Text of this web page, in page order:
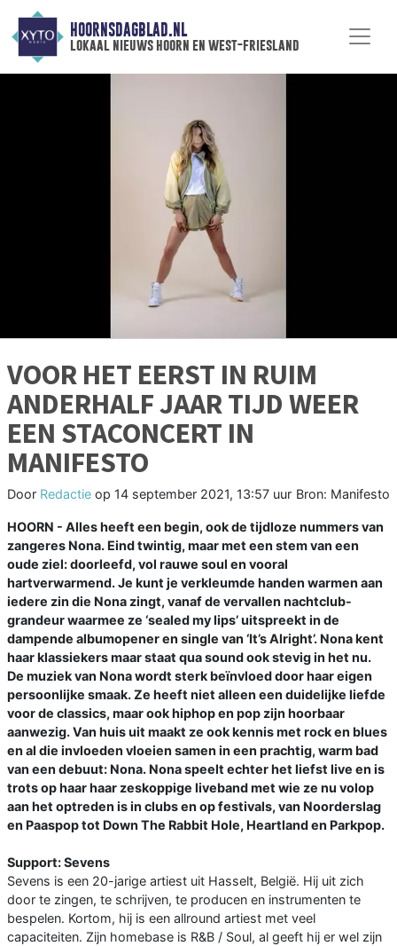
HOORNSDAGBLAD.NL
lokaal nieuws hoorn en west-friesland
VOOR HET EERST IN RUIM
ANDERHALF JAAR TIJD WEER
EEN STACONCERT IN
MANIFESTO
Door Redactie op 14 september 2021, 13:57 uur Bron: Manifesto
HOORN - Alles heeft een begin, ook de tijdloze nummers van
zangeres Nona. Eind twintig, maar met een stem van een
oude ziel: doorleefd, vol rauwe soul en vooral
hartverwarmend. Je kunt je verkleumde handen warmen aan
iedere zin die Nona zingt, vanaf de vervallen nachtclub-
grandeur waarmee ze ‘sealed my lips’ uitspreekt in de
dampende albumopener en single van ‘It’s Alright’. Nona kent
haar klassiekers maar staat qua sound ook stevig in het nu.
De muziek van Nona wordt sterk beïnvloed door haar eigen
persoonlijke smaak. Ze heeft niet alleen een duidelijke liefde
voor de classics, maar ook hiphop en pop zijn hoorbaar
aanwezig. Van huis uit maakt ze ook kennis met rock en blues
en al die invloeden vloeien samen in een prachtig, warm bad
van een debuut: Nona. Nona speelt echter het liefst live en is
trots op haar haar zeskoppige liveband met wie ze nu volop
aan het optreden is in clubs en op festivals, van Noorderslag
en Paaspop tot Down The Rabbit Hole, Heartland en Parkpop.
Support: Sevens
Sevens is een 20-jarige artiest uit Hasselt, België. Hij uit zich
door te zingen, te schrijven, te producen en instrumenten te
bespelen. Kortom, hij is een allround artiest met veel
capaciteiten. Zijn homebase is R&B / Soul, al geeft hij er wel zijn